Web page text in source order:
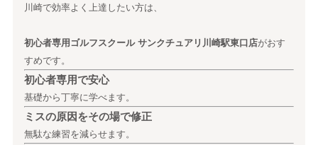
川崎で効率よく上達したい方は、
初心者専用ゴルフスクール サンクチュアリ川崎駅東口店がおす
すめです。
初心者専用で安心
基礎から丁寧に学べます。
ミスの原因をその場で修正
無駄な練習を減らせます。